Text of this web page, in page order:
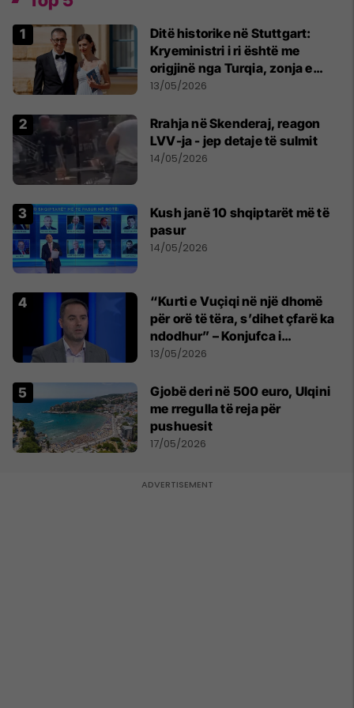
Ditë historike në Stuttgart:
Kryeministri i ri është me
origjinë nga Turqia, zonja e
parë një shqiptare nga
13/05/2026
Rrahja në Skenderaj, reagon
LVV-ja - jep detaje të sulmit
14/05/2026
Kush janë 10 shqiptarët më të
pasur
14/05/2026
“Kurti e Vuçiqi në një dhomë
për orë të tëra, s’dihet çfarë ka
ndodhur” – Konjufca i
përgjigjet Osmanit
13/05/2026
Gjobë deri në 500 euro, Ulqini
me rregulla të reja për
pushuesit
17/05/2026